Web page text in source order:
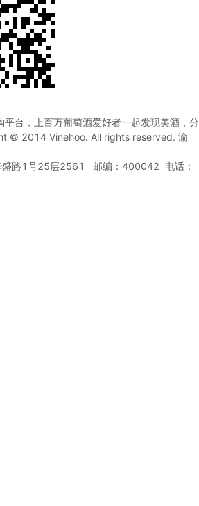
平台，上百万葡萄酒爱好者一起发现美酒，分
© 2014 Vinehoo. All rights reserved. 渝
盛路1号25层2561 邮编：400042 电话：